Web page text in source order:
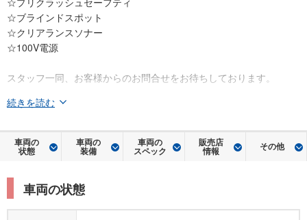
☆ブラインドスポット
☆クリアランスソナー
☆100V電源
スタッフ一同、お客様からのお問合せをお待ちしております。
続きを読む
車両の
状態
車両の
装備
車両の
スペック
販売店
情報 その他
車両の状態